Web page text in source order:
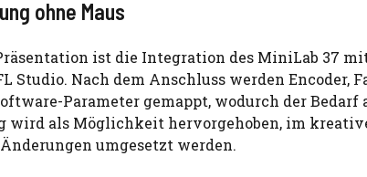
ohne Maus
ist die Integration des MiniLab 37
Studio. Nach dem Anschluss werden Encoder,
Parameter gemappt, wodurch der
wird als Möglichkeit hervorgehoben, im
umgesetzt werden.